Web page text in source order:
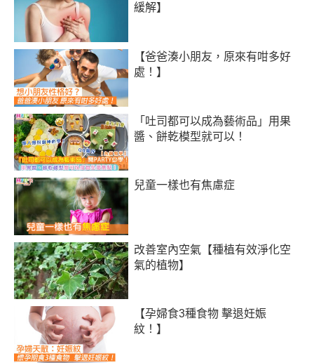
緩解】
【爸爸湊小朋友，原來有咁多好
處！】
「吐司都可以成為藝術品」用果
醬、餅乾模型就可以！
兒童一樣也有焦慮症
改善室內空氣【種植有效淨化空
氣的植物】
【孕婦食3種食物 擊退妊娠
紋！】